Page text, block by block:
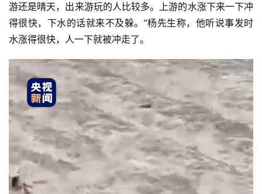
游还是晴天，出来游玩的人比较多。上游的水涨下来一下冲
得很快，下水的话就来不及躲。”杨先生称，他听说事发时
水涨得很快，人一下就被冲走了。